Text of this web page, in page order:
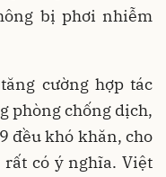
bị phơi nhiễm
cường hợp tác
phòng chống dịch,
đều khó khăn, cho
có ý nghĩa. Việt